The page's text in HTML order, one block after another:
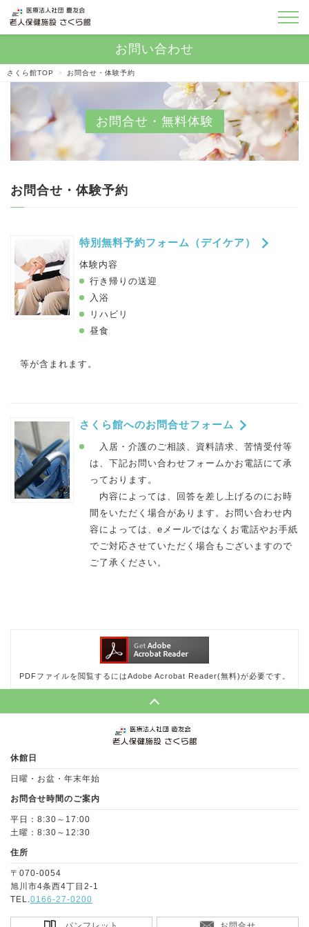
さくら館TOP > お問合せ・体験予約
お問合せ・体験予約
特別無料予約フォーム（デイケア）
体験内容
行き帰りの送迎
入浴
リハビリ
昼食
等が含まれます。
さくら館へのお問合せフォーム
入居・介護のご相談、資料請求、苦情受付等
は、下記お問い合わせフォームかお電話にて承
っております。
内容によっては、回答を差し上げるのにお時
間をいただく場合があります。お問い合わせ内
容によっては、eメールではなくお電話やお手紙
でご対応させていただく場合もございますので
ご了承ください。
PDFファイルを閲覧するにはAdobe Acrobat Reader(無料)が必要です。
休館日
日曜・お盆・年末年始
お問合せ時間のご案内
平日：8:30～17:00
土曜：8:30～12:30
住所
〒070-0054
旭川市4条西4丁目2-1
TEL.0166-27-0200